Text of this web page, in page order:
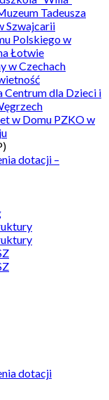
Tadeusza
Szwajcarii
Polskiego w
Łotwie
w Czechach
Centrum dla Dzieci i
w Domu PZKO w
dotacji –
dotacji